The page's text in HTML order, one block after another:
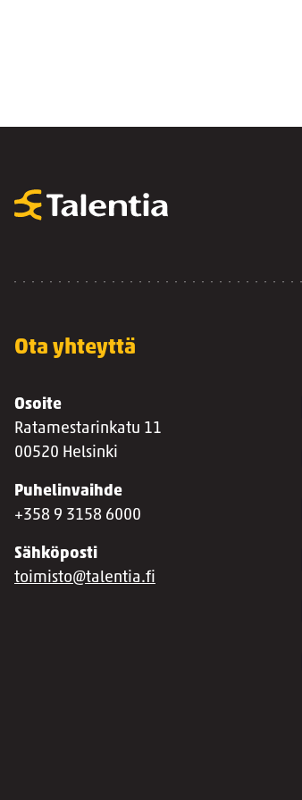
Ota yhteyttä
Osoite
Ratamestarinkatu 11
00520 Helsinki
Puhelinvaihde
+358 9 3158 6000
Sähköposti
toimisto@talentia.fi